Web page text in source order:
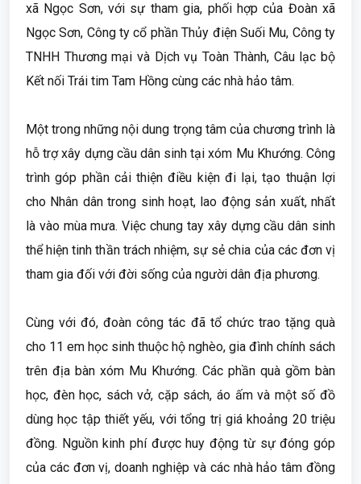
xã Ngọc Sơn, với sự tham gia, phối hợp của Đoàn xã
Ngọc Sơn, Công ty cổ phần Thủy điện Suối Mu, Công ty
TNHH Thương mại và Dịch vụ Toàn Thành, Câu lạc bộ
Kết nối Trái tim Tam Hồng cùng các nhà hảo tâm.
Một trong những nội dung trọng tâm của chương trình là
hỗ trợ xây dựng cầu dân sinh tại xóm Mu Khướng. Công
trình góp phần cải thiện điều kiện đi lại, tạo thuận lợi
cho Nhân dân trong sinh hoạt, lao động sản xuất, nhất
là vào mùa mưa. Việc chung tay xây dựng cầu dân sinh
thể hiện tinh thần trách nhiệm, sự sẻ chia của các đơn vị
tham gia đối với đời sống của người dân địa phương.
Cùng với đó, đoàn công tác đã tổ chức trao tặng quà
cho 11 em học sinh thuộc hộ nghèo, gia đình chính sách
trên địa bàn xóm Mu Khướng. Các phần quà gồm bàn
học, đèn học, sách vở, cặp sách, áo ấm và một số đồ
dùng học tập thiết yếu, với tổng trị giá khoảng 20 triệu
đồng. Nguồn kinh phí được huy động từ sự đóng góp
của các đơn vị, doanh nghiệp và các nhà hảo tâm đồng